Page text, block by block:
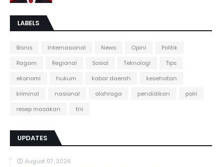
LABELS
Bisnis Internasional News Opini
Politik
Ragam
Regional Sosial Teknologi
Tips
ekonomi
hukum kabar daerah
kesehatan
kriminal
nasional olahraga pendidikan
polri
resep masakan
tni
UPDATES
August 07, 2026